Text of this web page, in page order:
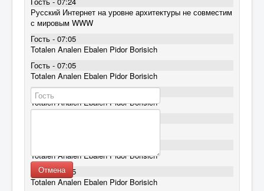
Русский Интернет на уровне архитектуры не совместим
с мировым WWW
Гость - 07:05
Totalen Analen Ebalen Pidor Borisich
Гость - 07:05
Totalen Analen Ebalen Pidor Borisich
Гость - 07:05
Totalen Analen Ebalen Pidor Borisich
Totalen Analen Ebalen Pidor Borisich
Гость - 07:05
Totalen Analen Ebalen Pidor Borisich
Отмена